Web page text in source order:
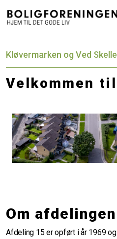
Kløvermarken og Ved
Velkommen
Om afdelingen
Afdeling 15 er opført i år 1969